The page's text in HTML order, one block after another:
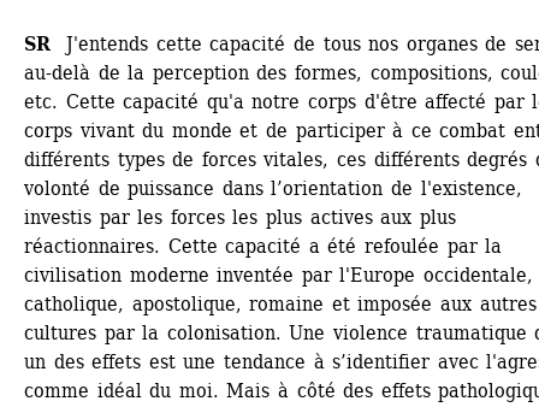
SR J'entends cette capacité de tous nos organes de
au-delà de la perception des formes, compositions,
etc. Cette capacité qu'a notre corps d'être affecté par
corps vivant du monde et de participer à ce combat
différents types de forces vitales, ces différents degrés
volonté de puissance dans l’orientation de l'existence,
investis par les forces les plus actives aux plus
réactionnaires. Cette capacité a été refoulée par la
civilisation moderne inventée par l'Europe occidentale,
catholique, apostolique, romaine et imposée aux autres
cultures par la colonisation. Une violence traumatique
un des effets est une tendance à s’identifier avec
comme idéal du moi. Mais à côté des effets